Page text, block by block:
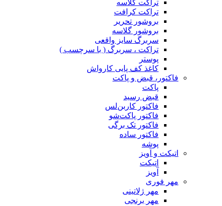
تراکت گلاسه
تراکت کرافت
بروشور تحریر
بروشور گلاسه
سربرگ سایز واقعی
تراکت ، سربرگ ( با سرچسب )
پوستر
کاغذ کف پایی کارواش
فاکتور، قبض و پاکت
پاکت
قبض رسید
فاکتور کاربن‌لس
فاکتور پاکت‌شو
فاکتور تک برگی
فاکتور ساده
پوشه
اتیکت و آویز
اتیکت
آویز
مهر فوری
مهر ژلاتینی
مهر برنجی